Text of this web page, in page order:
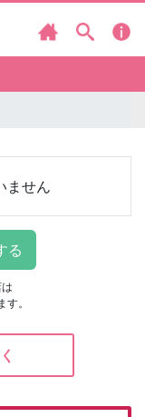
ません
す。